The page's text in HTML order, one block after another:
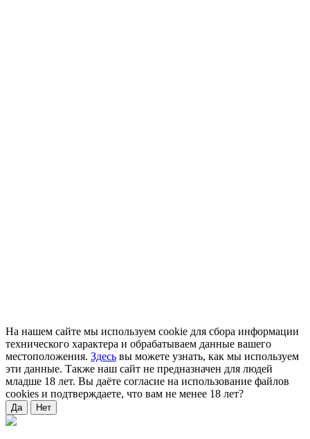
На нашем сайте мы используем cookie для сбора информации
технического характера и обрабатываем данные вашего
местоположения. Здесь вы можете узнать, как мы используем
эти данные. Также наш сайт не предназначен для людей
младше 18 лет. Вы даёте согласие на использование файлов
cookies и подтверждаете, что вам не менее 18 лет?
Да Нет